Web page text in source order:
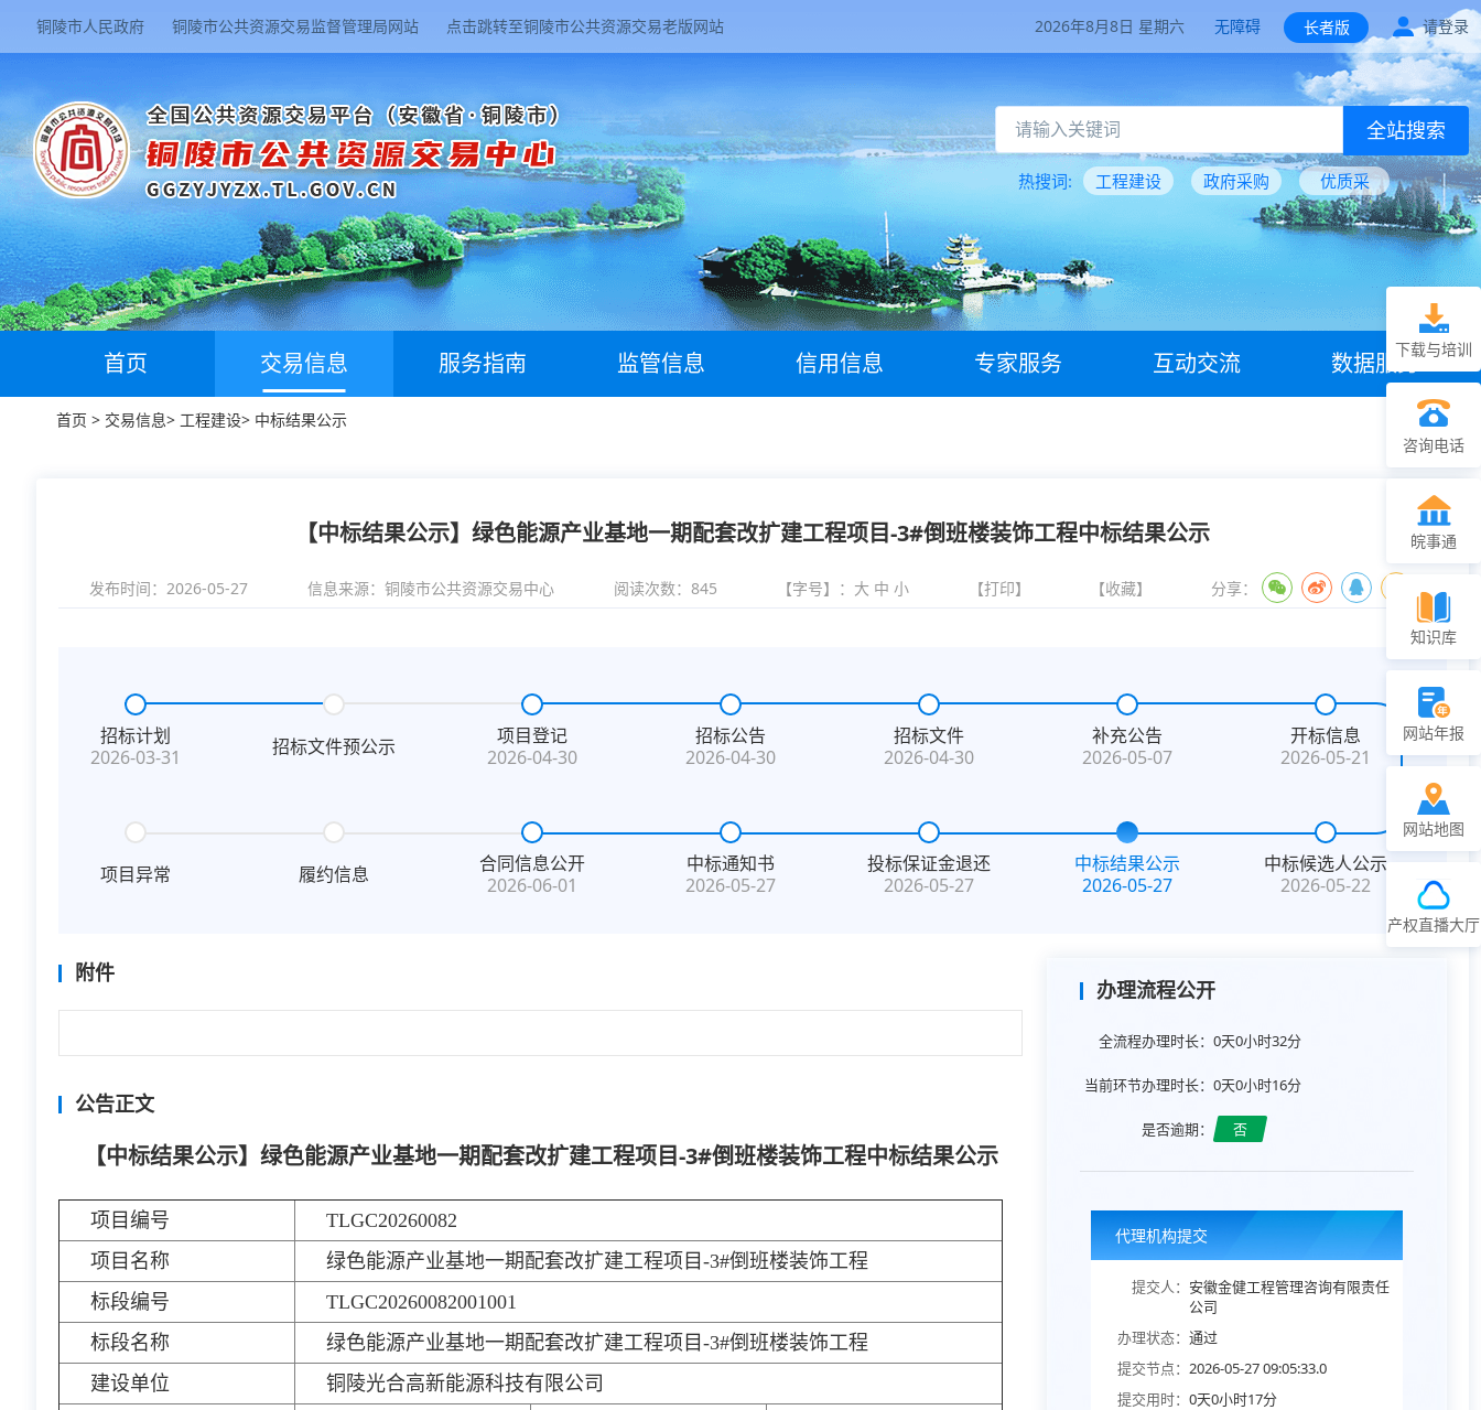
铜陵市人民政府 铜陵市公共资源交易监督管理局网站 点击跳转至铜陵市公共资源交易老版网站 2026年8月8日 星期六 无障碍 长者版 请登录
全站搜索
热搜词: 工程建设 政府采购 优质采
首页 交易信息 服务指南 监管信息 信用信息 专家服务 互动交流 数据服务
首页 > 交易信息> 工程建设> 中标结果公示
【中标结果公示】绿色能源产业基地一期配套改扩建工程项目-3#倒班楼装饰工程中标结果公示
发布时间：2026-05-27 信息来源： 铜陵市公共资源交易中心 阅读次数： 845 【字号】： 大 中 小 【打印】 【收藏】 分享：
招标计划
2026-03-31
招标文件预公示
项目登记
2026-04-30
招标公告
2026-04-30
招标文件
2026-04-30
补充公告
2026-05-07
开标信息
2026-05-21
中标候选人公示
2026-05-22
中标结果公示
2026-05-27
投标保证金退还
2026-05-27
中标通知书
2026-05-27
合同信息公开
2026-06-01
履约信息
项目异常
附件
公告正文
【中标结果公示】绿色能源产业基地一期配套改扩建工程项目-3#倒班楼装饰工程中标结果公示
项目编号
TLGC20260082
项目名称
绿色能源产业基地一期配套改扩建工程项目-3#倒班楼装饰工程
标段编号
TLGC20260082001001
标段名称
绿色能源产业基地一期配套改扩建工程项目-3#倒班楼装饰工程
建设单位
铜陵光合高新能源科技有限公司
办理流程公开
全流程办理时长：0天0小时32分
当前环节办理时长：0天0小时16分
是否逾期： 否
代理机构提交
提交人： 安徽金健工程管理咨询有限责任
公司
办理状态： 通过
提交节点： 2026-05-27 09:05:33.0
提交用时： 0天0小时17分
下载与培训
咨询电话
皖事通
知识库
网站年报
网站地图
产权直播大厅